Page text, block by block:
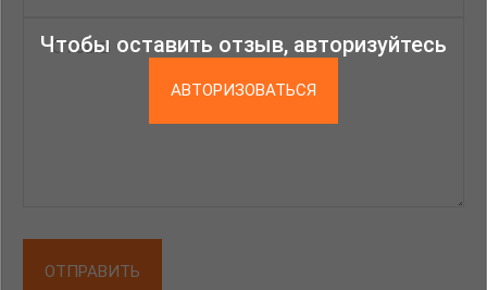
Чтобы оставить отзыв, авторизуйтесь
АВТОРИЗОВАТЬСЯ
ОТПРАВИТЬ